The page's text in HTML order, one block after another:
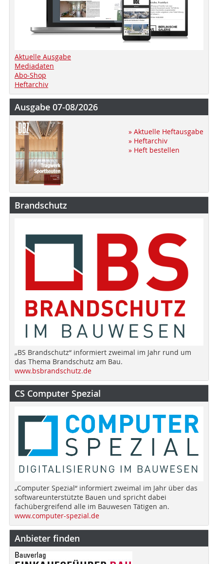
Aktuelle Ausgabe
Mediadaten
Abo-Shop
Heftarchiv
Ausgabe 07-08/2026
» Aktuelle Heftausgabe
» Heftarchiv
» Heft bestellen
Brandschutz
„BS Brandschutz“ informiert zweimal im Jahr rund um
das Thema Brandschutz am Bau.
www.bsbrandschutz.de
CS Computer Spezial
„Computer Spezial“ informiert zweimal im Jahr über das
softwareunterstützte Bauen und spricht dabei
fachübergreifend alle im Bauwesen Tätigen an.
www.computer-spezial.de
Anbieter finden